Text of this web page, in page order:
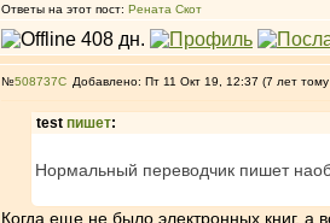
Ответы на этот пост: Рената Скот
№508737 Добавлено: Пт 11 Окт 19, 12:37 (7 лет
test пишет:
Нормальный переводчик пишет
Когда еще не было электронных книг, а